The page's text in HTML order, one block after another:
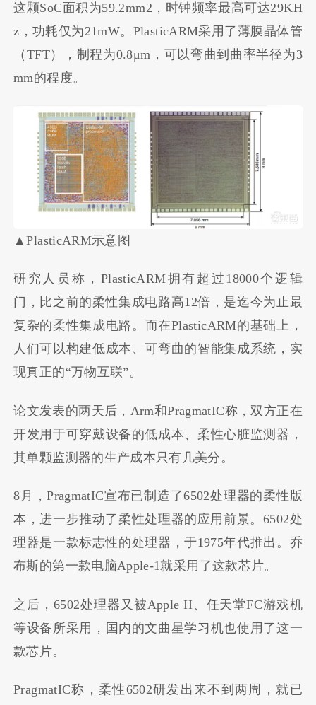
这颗SoC面积为59.2mm2，时钟频率最高可达29KH
z，功耗仅为21mW。PlasticARM采用了薄膜晶体管
（TFT），制程为0.8μm，可以弯曲到曲率半径为3
mm的程度。
▲PlasticARM示意图
研究人员称，PlasticARM拥有超过18000个逻辑
门，比之前的柔性集成电路高12倍，是迄今为止最
复杂的柔性集成电路。而在PlasticARM的基础上，
人们可以构建低成本、可弯曲的智能集成系统，实
现真正的“万物互联”。
论文发表的两天后，Arm和PragmatIC称，双方正在
开发用于可穿戴设备的低成本、柔性心脏监测器，
其单颗监测器的生产成本只有几美分。
8月，PragmatIC宣布已制造了6502处理器的柔性版
本，进一步推动了柔性处理器的应用前景。6502处
理器是一款标志性的处理器，于1975年代推出。乔
布斯的第一款电脑Apple-1就采用了这款芯片。
之后，6502处理器又被Apple II、任天堂FC游戏机
等设备所采用，国内的文曲星学习机也使用了这一
款芯片。
PragmatIC称，柔性6502研发出来不到两周，就已